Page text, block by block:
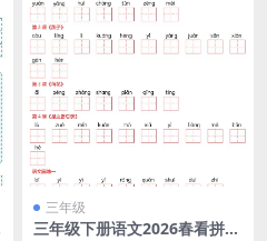
三年级
三年级下册语文2026春看拼音